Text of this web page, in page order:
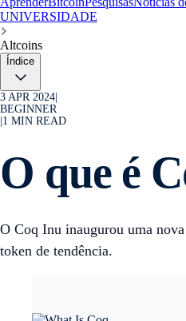
UNIVERSIDADE
Altcoins
Índice
3 APR 2024
BEGINNER
1 MIN READ
O que é
O Coq Inu inaugurou uma
token de tendência.